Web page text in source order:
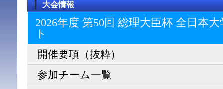
大会情報
2026年度 第50回 総理大臣杯 全日本
ト
開催要項（抜粋）
参加チーム一覧